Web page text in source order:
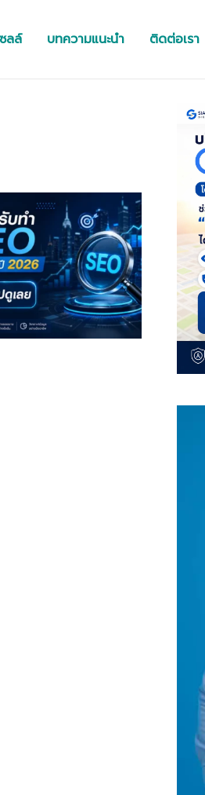
ลล์ บทความแนะนำ ติดต่อเรา